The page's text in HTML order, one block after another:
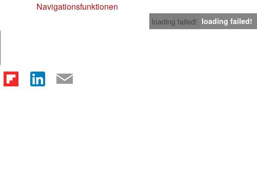
Navigationsfunktionen
loading failed! loading failed!